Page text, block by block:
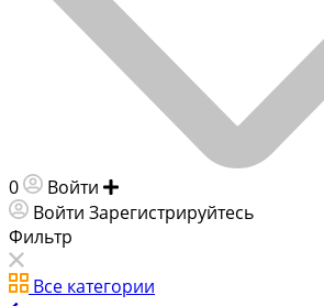
0 Войти
Войти Зарегистрируйтесь
Фильтр
Все категории